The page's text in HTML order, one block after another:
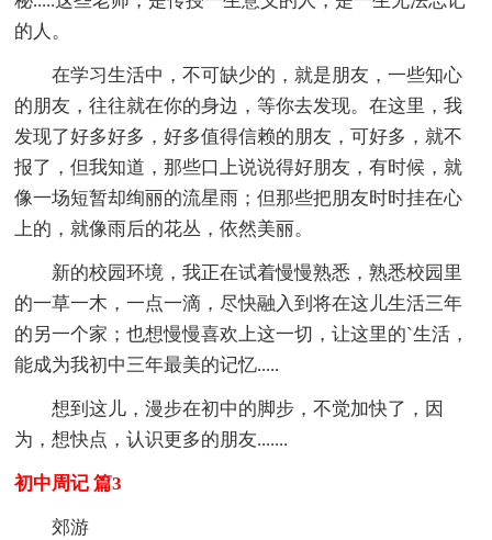
的人。
在学习生活中，不可缺少的，就是朋友，一些知心
的朋友，往往就在你的身边，等你去发现。在这里，我
发现了好多好多，好多值得信赖的朋友，可好多，就不
报了，但我知道，那些口上说说得好朋友，有时候，就
像一场短暂却绚丽的流星雨；但那些把朋友时时挂在心
上的，就像雨后的花丛，依然美丽。
新的校园环境，我正在试着慢慢熟悉，熟悉校园里
的一草一木，一点一滴，尽快融入到将在这儿生活三年
的另一个家；也想慢慢喜欢上这一切，让这里的`生活，
能成为我初中三年最美的记忆.....
想到这儿，漫步在初中的脚步，不觉加快了，因
为，想快点，认识更多的朋友.......
初中周记 篇3
郊游